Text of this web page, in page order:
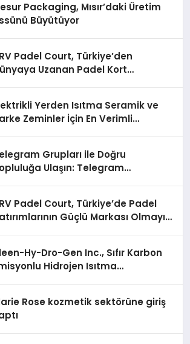
Packaging, Mısır’daki Üretim
Büyütüyor
Padel Court, Türkiye’den
Uzanan Padel Kort
Yerden Isıtma Seramik ve
Zeminler İçin En Verimli
Grupları ile Doğru
Ulaşın: Telegram
Padel Court, Türkiye’de Padel
Güçlü Markası Olmayı
Hy-Dro-Gen Inc., Sıfır Karbon
Hidrojen Isıtma
Rose kozmetik sektörüne giriş